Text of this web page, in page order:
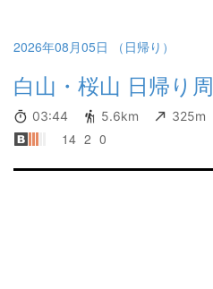
2026年08月05日 （日帰り）
白山・桜山 日帰り
03:44 5.6km 325m
14 2 0